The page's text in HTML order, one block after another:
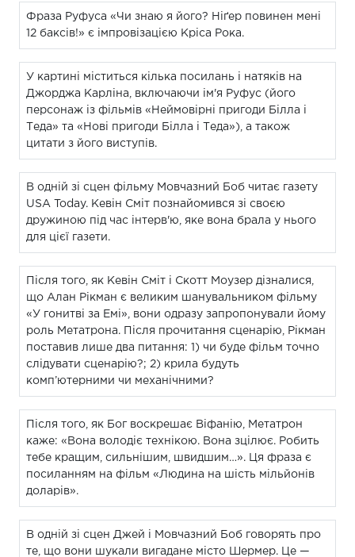
Фраза Руфуса «Чи знаю я його? Ніґер повинен мені
12 баксів!» є імпровізацією Кріса Рока.
У картині міститься кілька посилань і натяків на
Джорджа Карліна, включаючи ім'я Руфус (його
персонаж із фільмів «Неймовірні пригоди Білла і
Теда» та «Нові пригоди Білла і Теда»), а також
цитати з його виступів.
В одній зі сцен фільму Мовчазний Боб читає газету
USA Today. Кевін Сміт познайомився зі своєю
дружиною під час інтерв'ю, яке вона брала у нього
для цієї газети.
Після того, як Кевін Сміт і Скотт Моузер дізналися,
що Алан Рікман є великим шанувальником фільму
«У гонитві за Емі», вони одразу запропонували йому
роль Метатрона. Після прочитання сценарію, Рікман
поставив лише два питання: 1) чи буде фільм точно
слідувати сценарію?; 2) крила будуть
комп’ютерними чи механічними?
Після того, як Бог воскрешає Віфанію, Метатрон
каже: «Вона володіє технікою. Вона зцілює. Робить
тебе кращим, сильнішим, швидшим…». Ця фраза є
посиланням на фільм «Людина на шість мільйонів
доларів».
В одній зі сцен Джей і Мовчазний Боб говорять про
те, що вони шукали вигадане місто Шермер. Це —